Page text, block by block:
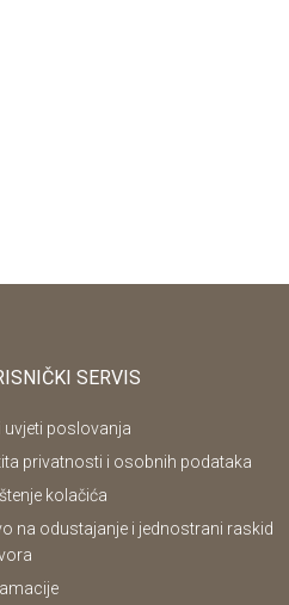
SERVIS
uvjeti poslovanja
privatnosti i osobnih podataka
kolačića
na odustajanje i jednostrani raskid